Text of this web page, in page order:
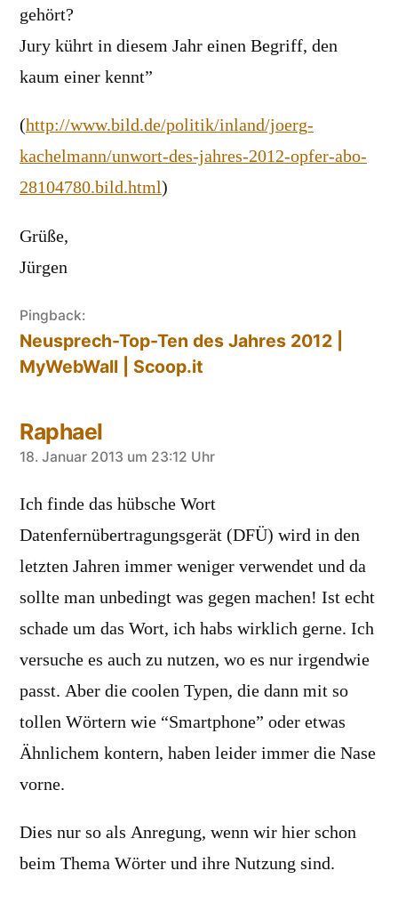
gehört?
Jury kührt in diesem Jahr einen Begriff, den
kaum einer kennt”
(http://www.bild.de/politik/inland/joerg-
kachelmann/unwort-des-jahres-2012-opfer-abo-
28104780.bild.html)
Grüße,
Jürgen
Pingback:
Neusprech-Top-Ten des Jahres 2012 |
MyWebWall | Scoop.it
Raphael
sagt:
18. Januar 2013 um 23:12 Uhr
Ich finde das hübsche Wort
Datenfernübertragungsgerät (DFÜ) wird in den
letzten Jahren immer weniger verwendet und da
sollte man unbedingt was gegen machen! Ist echt
schade um das Wort, ich habs wirklich gerne. Ich
versuche es auch zu nutzen, wo es nur irgendwie
passt. Aber die coolen Typen, die dann mit so
tollen Wörtern wie “Smartphone” oder etwas
Ähnlichem kontern, haben leider immer die Nase
vorne.
Dies nur so als Anregung, wenn wir hier schon
beim Thema Wörter und ihre Nutzung sind.